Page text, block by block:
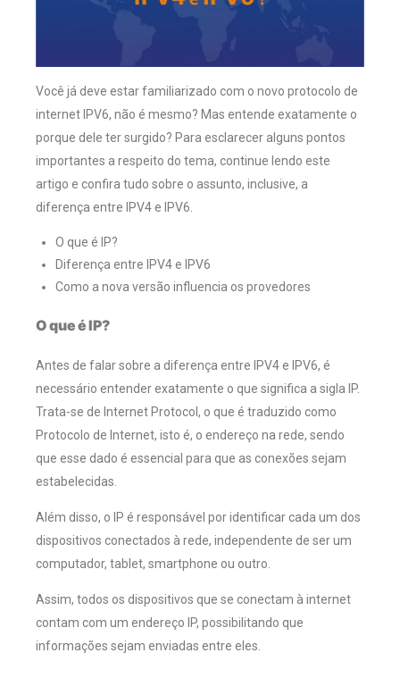
Você já deve estar familiarizado com o novo protocolo de
internet IPV6, não é mesmo? Mas entende exatamente o
porque dele ter surgido? Para esclarecer alguns pontos
importantes a respeito do tema, continue lendo este
artigo e confira tudo sobre o assunto, inclusive, a
diferença entre IPV4 e IPV6.
O que é IP?
Diferença entre IPV4 e IPV6
Como a nova versão influencia os provedores
O que é IP?
Antes de falar sobre a diferença entre IPV4 e IPV6, é
necessário entender exatamente o que significa a sigla IP.
Trata-se de Internet Protocol, o que é traduzido como
Protocolo de Internet, isto é, o endereço na rede, sendo
que esse dado é essencial para que as conexões sejam
estabelecidas.
Além disso, o IP é responsável por identificar cada um dos
dispositivos conectados à rede, independente de ser um
computador, tablet, smartphone ou outro.
Assim, todos os dispositivos que se conectam à internet
contam com um endereço IP, possibilitando que
informações sejam enviadas entre eles.